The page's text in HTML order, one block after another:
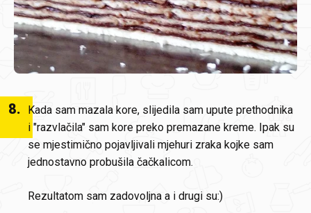
8.
Kada sam mazala kore, slijedila sam upute prethodnika
i "razvlačila" sam kore preko premazane kreme. Ipak su
se mjestimično pojavljivali mjehuri zraka kojke sam
jednostavno probušila čačkalicom.
Rezultatom sam zadovoljna a i drugi su:)